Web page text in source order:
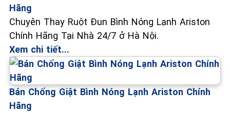
Hãng
Chuyên Thay Ruột Đun Bình Nóng Lạnh Ariston
Chính Hãng Tại Nhà 24/7 ở Hà Nội.
Xem chi tiết...
Bán Chống Giật Bình Nóng Lạnh Ariston Chính
Hãng